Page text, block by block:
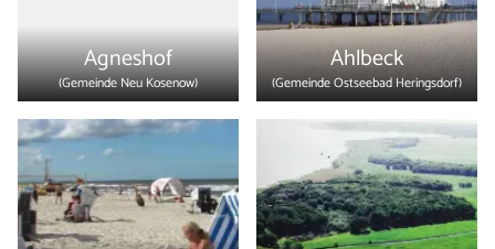
Agneshof
(GemeindeNeu Kosenow)
Ahlbeck
(GemeindeOstseebad Heringsdorf)